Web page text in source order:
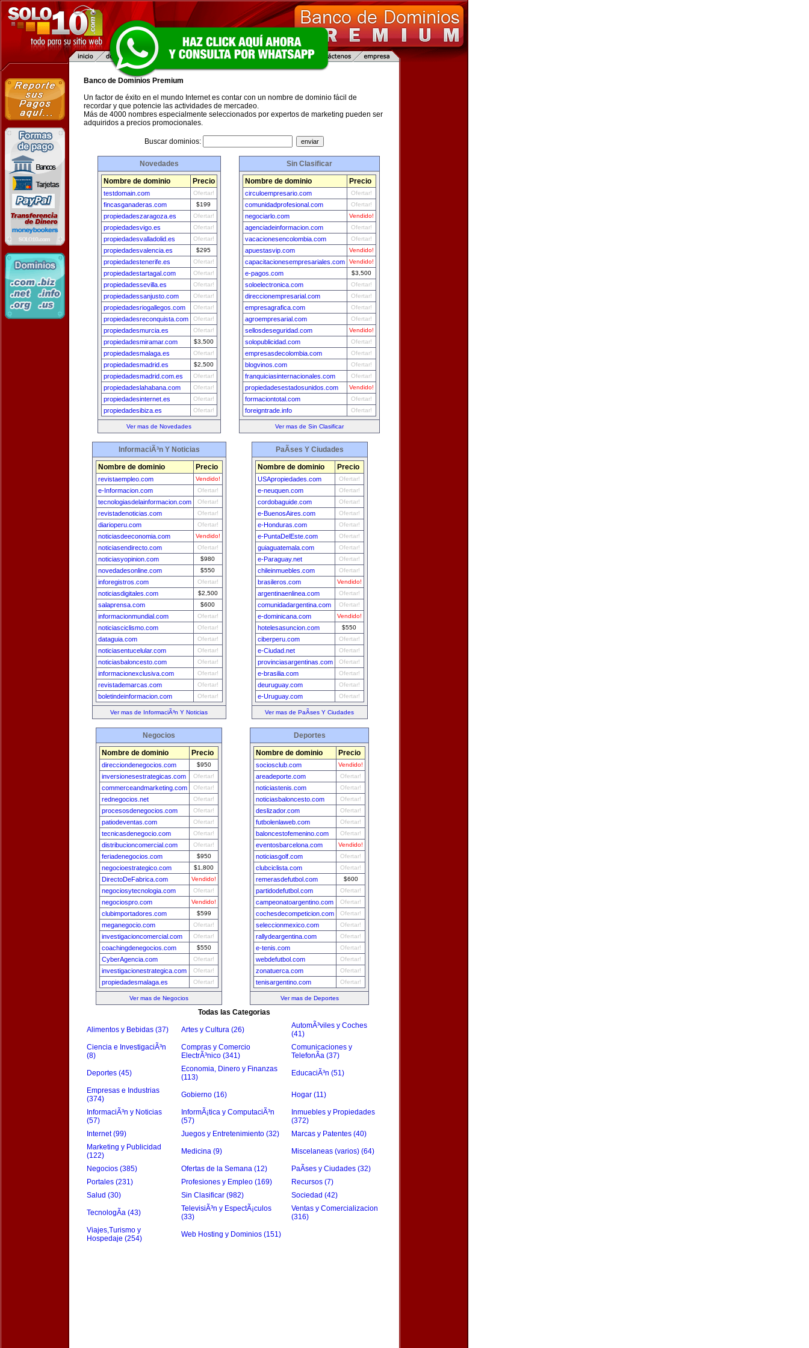
Banco de Dominios Premium
Un factor de éxito en el mundo Internet es contar con un nombre de dominio fácil de
recordar y que potencie las actividades de mercadeo.
Más de 4000 nombres especialmente seleccionados por expertos de marketing pueden ser
adquiridos a precios promocionales.
Buscar dominios:
Novedades
Nombre de dominio Precio
testdomain.com Ofertar!
fincasganaderas.com $199
propiedadeszaragoza.es Ofertar!
propiedadesvigo.es Ofertar!
propiedadesvalladolid.es Ofertar!
propiedadesvalencia.es $295
propiedadestenerife.es Ofertar!
propiedadestartagal.com Ofertar!
propiedadessevilla.es Ofertar!
propiedadessanjusto.com Ofertar!
propiedadesriogallegos.com Ofertar!
propiedadesreconquista.com Ofertar!
propiedadesmurcia.es Ofertar!
propiedadesmiramar.com $3,500
propiedadesmalaga.es Ofertar!
propiedadesmadrid.es $2,500
propiedadesmadrid.com.es Ofertar!
propiedadeslahabana.com Ofertar!
propiedadesinternet.es Ofertar!
propiedadesibiza.es Ofertar!
Ver mas de Novedades
Sin Clasificar
Nombre de dominio Precio
circuloempresario.com Ofertar!
comunidadprofesional.com Ofertar!
negociarlo.com Vendido!
agenciadeinformacion.com Ofertar!
vacacionesencolombia.com Ofertar!
apuestasvip.com Vendido!
capacitacionesempresariales.com Vendido!
e-pagos.com $3,500
soloelectronica.com Ofertar!
direccionempresarial.com Ofertar!
empresagrafica.com Ofertar!
agroempresarial.com Ofertar!
sellosdeseguridad.com Vendido!
solopublicidad.com Ofertar!
empresasdecolombia.com Ofertar!
blogvinos.com Ofertar!
franquiciasinternacionales.com Ofertar!
propiedadesestadosunidos.com Vendido!
formaciontotal.com Ofertar!
foreigntrade.info Ofertar!
Ver mas de Sin Clasificar
InformaciÃ³n Y Noticias
Nombre de dominio Precio
revistaempleo.com Vendido!
e-Informacion.com Ofertar!
tecnologiasdelainformacion.com Ofertar!
revistadenoticias.com Ofertar!
diarioperu.com Ofertar!
noticiasdeeconomia.com Vendido!
noticiasendirecto.com Ofertar!
noticiasyopinion.com $980
novedadesonline.com $550
inforegistros.com Ofertar!
noticiasdigitales.com $2,500
salaprensa.com $600
informacionmundial.com Ofertar!
noticiasciclismo.com Ofertar!
dataguia.com Ofertar!
noticiasentucelular.com Ofertar!
noticiasbaloncesto.com Ofertar!
informacionexclusiva.com Ofertar!
revistademarcas.com Ofertar!
boletindeinformacion.com Ofertar!
Ver mas de InformaciÃ³n Y Noticias
PaÃ­ses Y Ciudades
Nombre de dominio Precio
USApropiedades.com Ofertar!
e-neuquen.com Ofertar!
cordobaguide.com Ofertar!
e-BuenosAires.com Ofertar!
e-Honduras.com Ofertar!
e-PuntaDelEste.com Ofertar!
guiaguatemala.com Ofertar!
e-Paraguay.net Ofertar!
chileinmuebles.com Ofertar!
brasileros.com Vendido!
argentinaenlinea.com Ofertar!
comunidadargentina.com Ofertar!
e-dominicana.com Vendido!
hotelesasuncion.com $550
ciberperu.com Ofertar!
e-Ciudad.net Ofertar!
provinciasargentinas.com Ofertar!
e-brasilia.com Ofertar!
deuruguay.com Ofertar!
e-Uruguay.com Ofertar!
Ver mas de PaÃ­ses Y Ciudades
Negocios
Nombre de dominio Precio
direcciondenegocios.com $950
inversionesestrategicas.com Ofertar!
commerceandmarketing.com Ofertar!
rednegocios.net Ofertar!
procesosdenegocios.com Ofertar!
patiodeventas.com Ofertar!
tecnicasdenegocio.com Ofertar!
distribucioncomercial.com Ofertar!
feriadenegocios.com $950
negocioestrategico.com $1,800
DirectoDeFabrica.com Vendido!
negociosytecnologia.com Ofertar!
negociospro.com Vendido!
clubimportadores.com $599
meganegocio.com Ofertar!
investigacioncomercial.com Ofertar!
coachingdenegocios.com $550
CyberAgencia.com Ofertar!
investigacionestrategica.com Ofertar!
propiedadesmalaga.es Ofertar!
Ver mas de Negocios
Deportes
Nombre de dominio Precio
sociosclub.com Vendido!
areadeporte.com Ofertar!
noticiastenis.com Ofertar!
noticiasbaloncesto.com Ofertar!
deslizador.com Ofertar!
futbolenlaweb.com Ofertar!
baloncestofemenino.com Ofertar!
eventosbarcelona.com Vendido!
noticiasgolf.com Ofertar!
clubciclista.com Ofertar!
remerasdefutbol.com $600
partidodefutbol.com Ofertar!
campeonatoargentino.com Ofertar!
cochesdecompeticion.com Ofertar!
seleccionmexico.com Ofertar!
rallydeargentina.com Ofertar!
e-tenis.com Ofertar!
webdefutbol.com Ofertar!
zonatuerca.com Ofertar!
tenisargentino.com Ofertar!
Ver mas de Deportes
Todas las Categorias
Alimentos y Bebidas (37) Artes y Cultura (26)
AutomÃ³viles y Coches
(41)
Ciencia e InvestigaciÃ³n
(8)
Compras y Comercio
ElectrÃ³nico (341)
Comunicaciones y
TelefonÃ­a (37)
Deportes (45)
Economia, Dinero y Finanzas
(113)
EducaciÃ³n (51)
Empresas e Industrias
(374)
Gobierno (16) Hogar (11)
InformaciÃ³n y Noticias
(57)
InformÃ¡tica y ComputaciÃ³n
(57)
Inmuebles y Propiedades
(372)
Internet (99)
Juegos y Entretenimiento (32)
Marcas y Patentes (40)
Marketing y Publicidad
(122)
Medicina (9) Miscelaneas (varios) (64)
Negocios (385) Ofertas de la Semana (12)
PaÃ­ses y Ciudades (32)
Portales (231)
Profesiones y Empleo (169)
Recursos (7)
Salud (30)
Sin Clasificar (982) Sociedad (42)
TecnologÃ­a (43)
TelevisiÃ³n y EspectÃ¡culos
(33)
Ventas y Comercializacion
(316)
Viajes,Turismo y
Hospedaje (254)
Web Hosting y Dominios (151)